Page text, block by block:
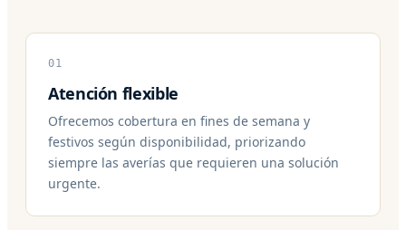
01
Atención flexible
Ofrecemos cobertura en fines de semana y
festivos según disponibilidad, priorizando
siempre las averías que requieren una solución
urgente.